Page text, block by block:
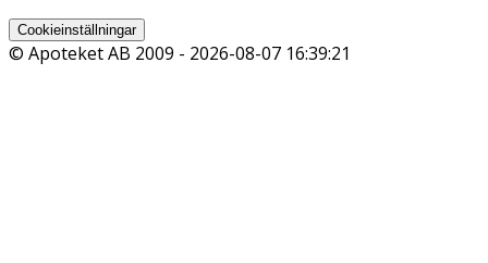
Cookieinställningar
© Apoteket AB 2009 - 2026-08-07 16:39:21